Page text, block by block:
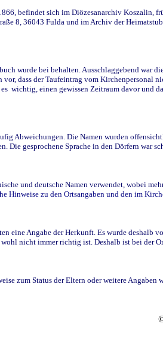
befindet sich im Diözesanarchiv Koszalin,
8, 36043 Fulda und im Archiv der
wurde bei behalten. Ausschlaggebend war
vor, dass der Taufeintrag vom
wichtig, einen gewissen Zeitraum davor und
Abweichungen. Die Namen wurden
Die gesprochene Sprache in den Dörfern
und deutsche Namen verwendet, wobei
Hinweise zu den Ortsangaben und den im
eine Angabe der Herkunft. Es wurde deshalb
nicht immer richtig ist. Deshalb ist bei der
zum Status der Eltern oder weitere Angaben